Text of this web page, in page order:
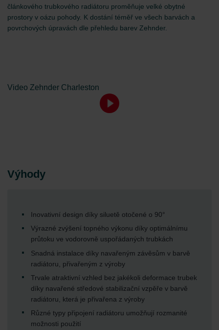
článkového trubkového radiátoru proměňuje velké obytné
prostory v oázu pohody. K dostání téměř ve všech barvách a
povrchových úpravách dle přehledu barev Zehnder.
Video Zehnder Charleston
Výhody
Inovativní design díky siluetě otočené o 90°
Výrazné zvýšení topného výkonu díky optimálnímu
průtoku ve vodorovně uspořádaných trubkách
Snadná instalace díky navařeným závěsům v barvě
radiátoru, přivařeným z výroby
Trvale atraktivní vzhled bez jakékoli deformace trubek
díky navařené středové stabilizační vzpěře v barvě
radiátoru, která je přivařena z výroby
Různé typy připojení radiátoru umožňují rozmanité
možnosti použití